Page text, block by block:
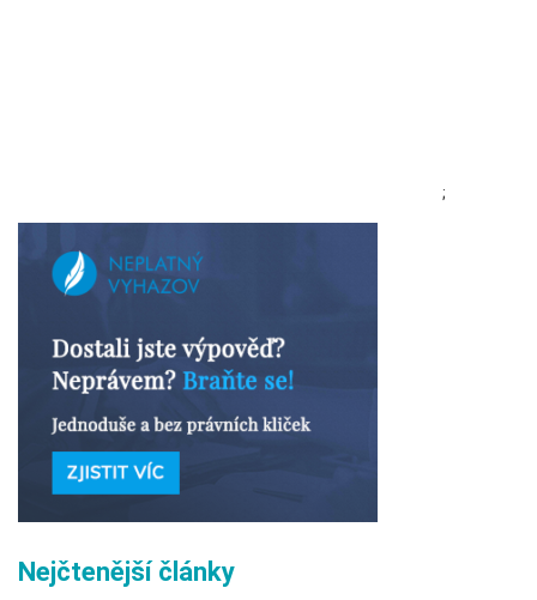
;
Nejčtenější články